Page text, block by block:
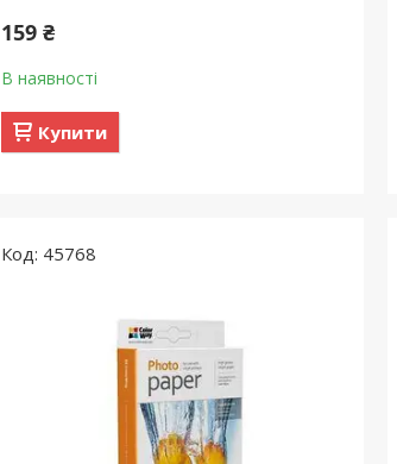
159 ₴
В наявності
Купити
45768